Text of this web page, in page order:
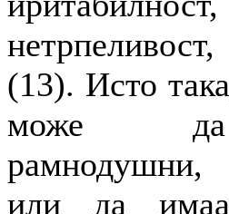
(13). Исто
може
или да